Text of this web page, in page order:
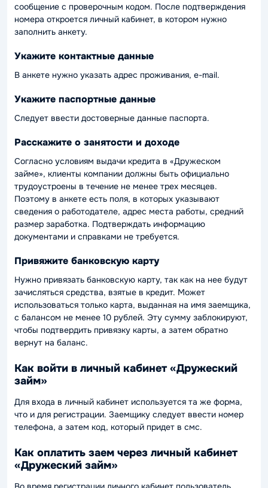
сообщение с проверочным кодом. После подтверждения
номера откроется личный кабинет, в котором нужно
заполнить анкету.
Укажите контактные данные
В анкете нужно указать адрес проживания, e-mail.
Укажите паспортные данные
Следует ввести достоверные данные паспорта.
Расскажите о занятости и доходе
Согласно условиям выдачи кредита в «Дружеском
займе», клиенты компании должны быть официально
трудоустроены в течение не менее трех месяцев.
Поэтому в анкете есть поля, в которых указывают
сведения о работодателе, адрес места работы, средний
размер заработка. Подтверждать информацию
документами и справками не требуется.
Привяжите банковскую карту
Нужно привязать банковскую карту, так как на нее будут
зачисляться средства, взятые в кредит. Может
использоваться только карта, выданная на имя заемщика,
с балансом не менее 10 рублей. Эту сумму заблокируют,
чтобы подтвердить привязку карты, а затем обратно
вернут на баланс.
Как войти в личный кабинет «Дружеский
займ»
Для входа в личный кабинет используется та же форма,
что и для регистрации. Заемщику следует ввести номер
телефона, а затем код, который придет в смс.
Как оплатить заем через личный кабинет
«Дружеский займ»